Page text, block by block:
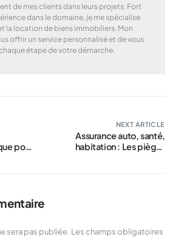
de mes clients dans leurs projets. Fort
dans le domaine, je me spécialise
la location de biens immobiliers. Mon
offrir un service personnalisé et de vous
étape de votre démarche.
pour
NEXT ARTICLE
Assurance auto, santé,
habitation : Les pièges
sera pas publiée. Les champs obligatoires